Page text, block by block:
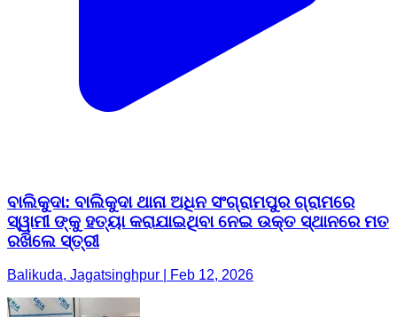
ବାଲିକୁଦା: ବାଲିକୁଦା ଥାନା ଅଧିନ ସଂଗ୍ରାମପୁର ଗ୍ରାମରେ
ସ୍ୱାମୀ ଙ୍କୁ ହତ୍ୟା କରାଯାଇଥିବା ନେଇ ଉକ୍ତ ସ୍ଥାନରେ ମତ
ରଖିଲେ ସ୍ତ୍ରୀ
Balikuda, Jagatsinghpur | Feb 12, 2026